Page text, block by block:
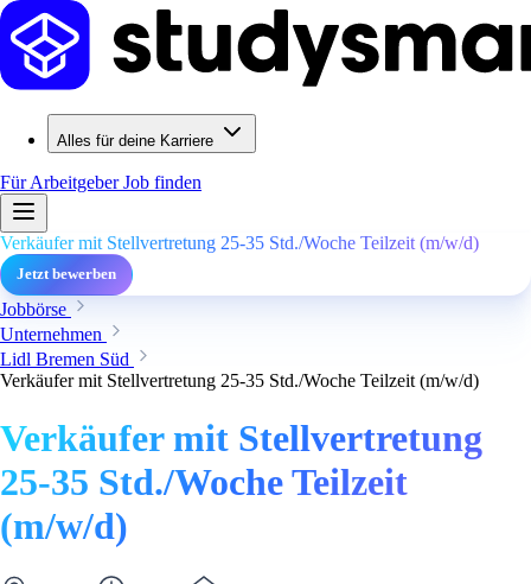
Alles für deine Karriere
Für ArbeitgeberJob finden
Verkäufer mit Stellvertretung 25-35 Std./Woche Teilzeit (m/w/d)
Jetzt bewerben
Jobbörse
Unternehmen
Lidl Bremen Süd
Verkäufer mit Stellvertretung 25-35 Std./Woche Teilzeit (m/w/d)
Verkäufer mit Stellvertretung
25-35 Std./Woche Teilzeit
(m/w/d)